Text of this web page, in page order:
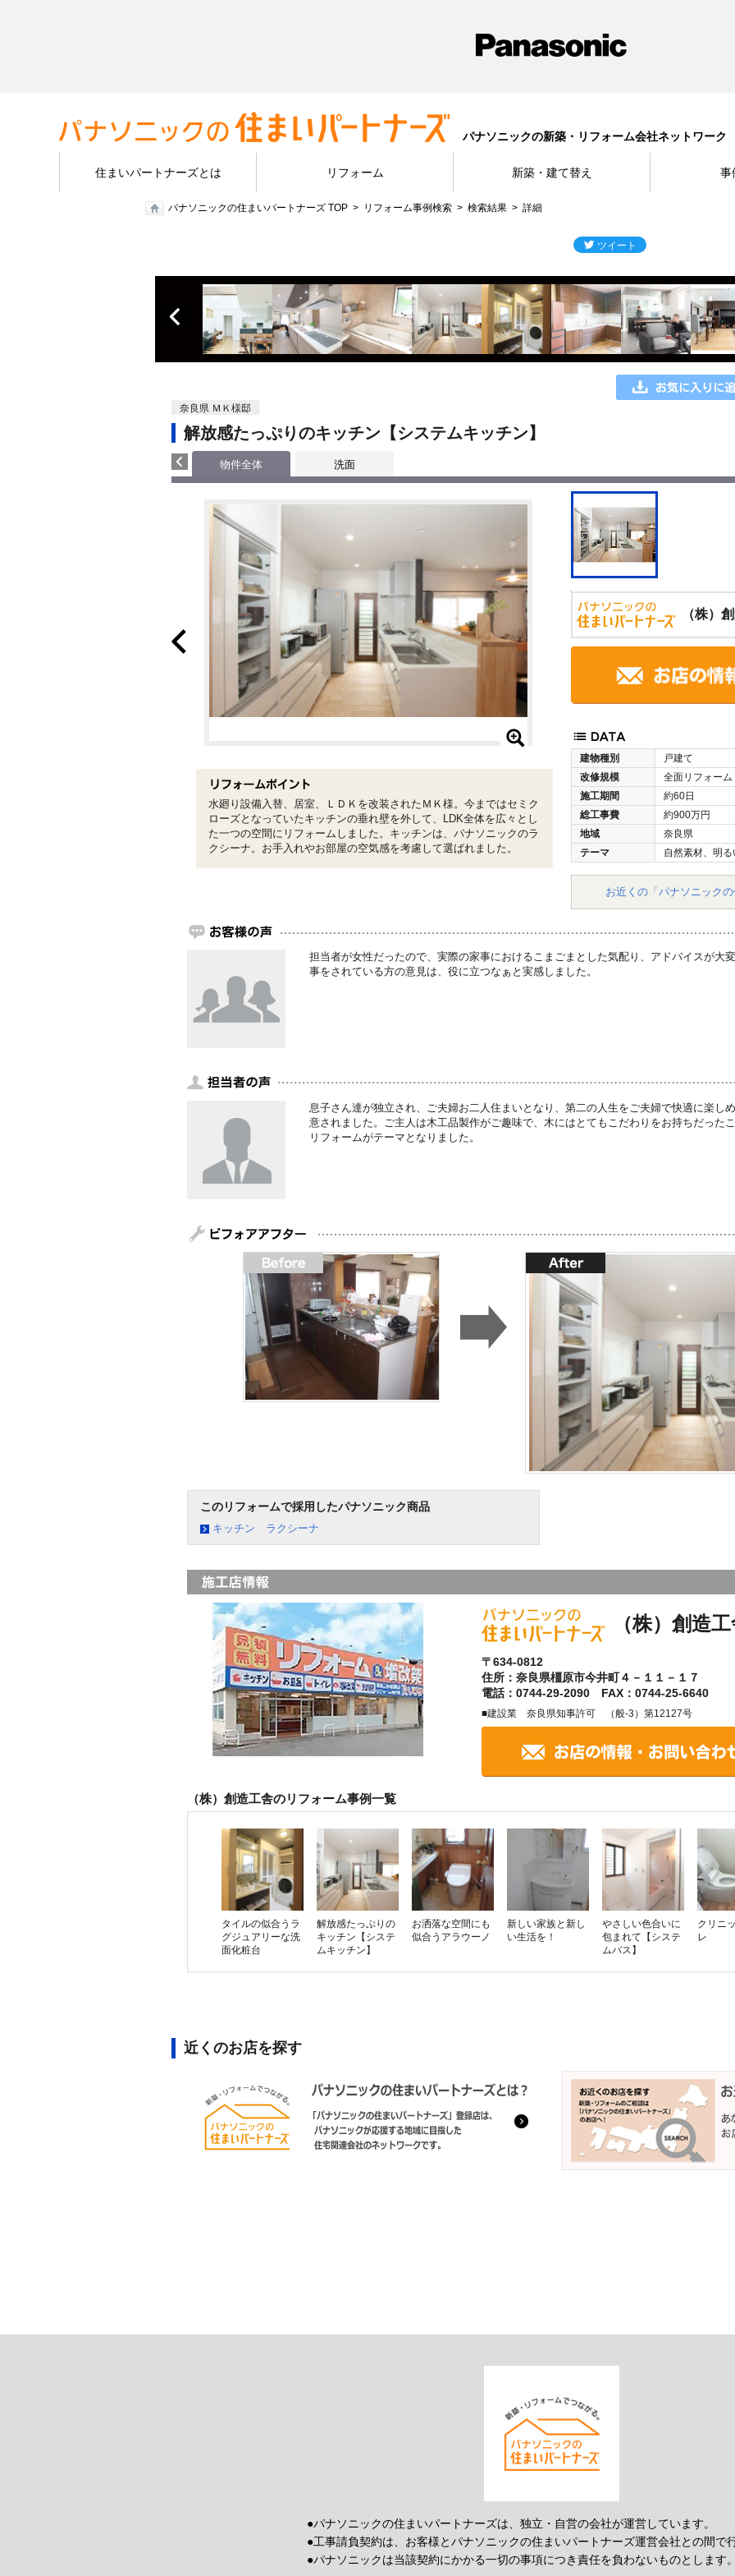
パナソニックの新築・リフォーム会社ネットワーク
住まいパートナーズとは リフォーム 新築・建て替え 事
パナソニックの住まいパートナーズ TOP リフォーム事例検索 検索結果 詳細
奈良県 ＭＫ様邸
解放感たっぷりのキッチン【システムキッチン】
物件全体 洗面
（株）
建物種別
戸建て
改修規模
全面リフォーム
施工期間
約60日
総工事費
約900万円
地域
奈良県
テーマ
自然素材、明る
お近くの「パナソニック
水廻り設備入替、居室、ＬＤＫを改装されたＭＫ様。今まではセミク
ローズとなっていたキッチンの垂れ壁を外して、LDK全体を広々とし
た一つの空間にリフォームしました。キッチンは、パナソニックのラ
クシーナ。お手入れやお部屋の空気感を考慮して選ばれました。
担当者が女性だったので、実際の家事におけるこまごまとした気配り、アドバイスが大
事をされている方の意見は、役に立つなぁと実感しました。
息子さん達が独立され、ご夫婦お二人住まいとなり、第二の人生をご夫婦で快適に楽し
意されました。ご主人は木工品製作がご趣味で、木にはとてもこだわりをお持ちだった
リフォームがテーマとなりました。
このリフォームで採用したパナソニック商品
キッチン ラクシーナ
（株）創造
〒634-0812
住所：奈良県橿原市今井町４－１１－１７
電話：0744-29-2090 FAX：0744-25-6640
■建設業 奈良県知事許可 （般-3）第12127号
（株）創造工舎のリフォーム事例一覧
タイルの似合うラ
グジュアリーな洗
面化粧台
解放感たっぷりの
キッチン【システ
ムキッチン】
お洒落な空間にも
似合うアラウーノ
新しい家族と新し
い生活を！
やさしい色合いに
包まれて【システ
ムバス】
クリニ
レ
近くのお店を探す
●パナソニックの住まいパートナーズは、独立・自営の会社が運営しています。
●工事請負契約は、お客様とパナソニックの住まいパートナーズ運営会社との間で
●パナソニックは当該契約にかかる一切の事項につき責任を負わないものとします